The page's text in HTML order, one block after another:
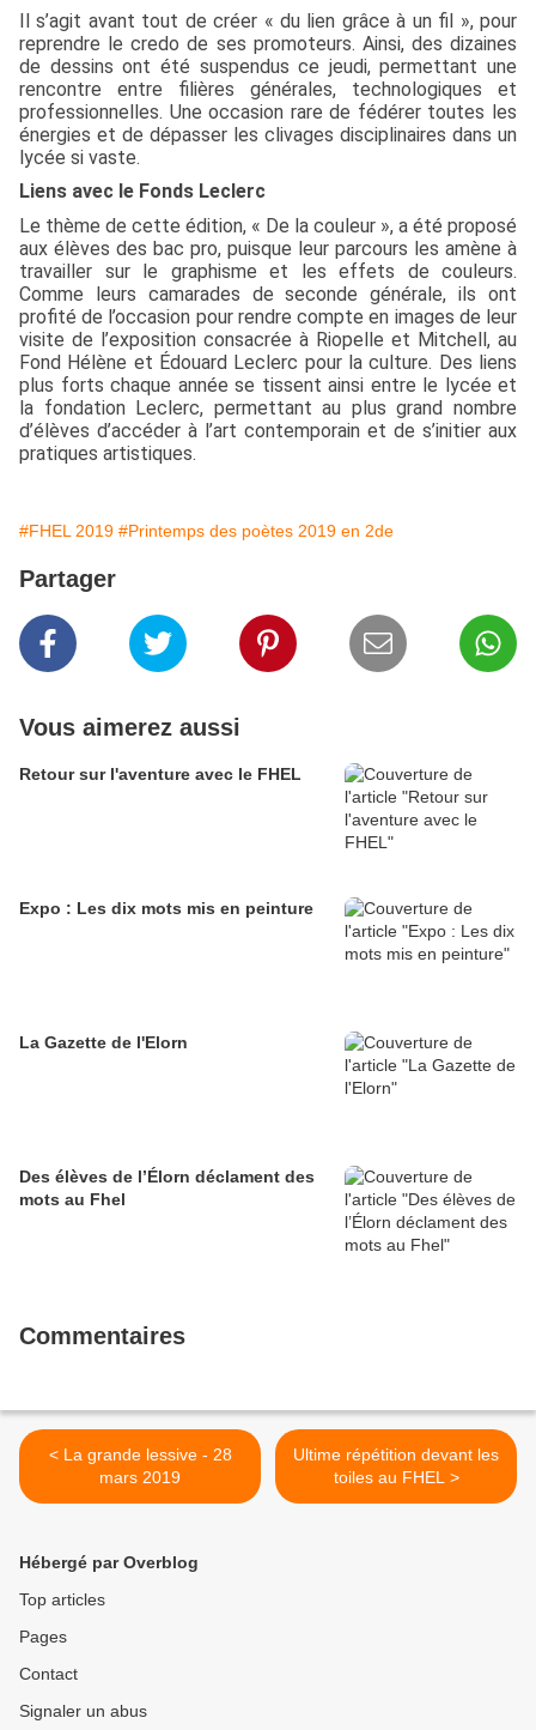
Il s’agit avant tout de créer « du lien grâce à un fil », pour
reprendre le credo de ses promoteurs. Ainsi, des dizaines
de dessins ont été suspendus ce jeudi, permettant une
rencontre entre filières générales, technologiques et
professionnelles. Une occasion rare de fédérer toutes les
énergies et de dépasser les clivages disciplinaires dans un
lycée si vaste.
Liens avec le Fonds Leclerc
Le thème de cette édition, « De la couleur », a été proposé
aux élèves des bac pro, puisque leur parcours les amène à
travailler sur le graphisme et les effets de couleurs.
Comme leurs camarades de seconde générale, ils ont
profité de l’occasion pour rendre compte en images de leur
visite de l’exposition consacrée à Riopelle et Mitchell, au
Fond Hélène et Édouard Leclerc pour la culture. Des liens
plus forts chaque année se tissent ainsi entre le lycée et
la fondation Leclerc, permettant au plus grand nombre
d’élèves d’accéder à l’art contemporain et de s’initier aux
pratiques artistiques.
#FHEL 2019 #Printemps des poètes 2019 en 2de
Partager
Vous aimerez aussi
Retour sur l'aventure avec le FHEL
Expo : Les dix mots mis en peinture
La Gazette de l'Elorn
Des élèves de l’Élorn déclament des
mots au Fhel
Commentaires
< La grande lessive - 28
mars 2019
Ultime répétition devant les
toiles au FHEL >
Hébergé par Overblog
Top articles
Pages
Contact
Signaler un abus